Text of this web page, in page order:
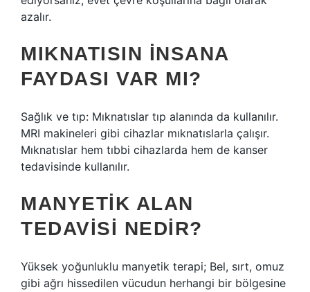
azalır.
MIKNATISIN INSANA
FAYDASI VAR MI?
Sağlık ve tıp: Mıknatıslar tıp alanında da kullanılır.
MRI makineleri gibi cihazlar mıknatıslarla çalışır.
Mıknatıslar hem tıbbi cihazlarda hem de kanser
tedavisinde kullanılır.
MANYETIK ALAN
TEDAVISI NEDIR?
Yüksek yoğunluklu manyetik terapi; Bel, sırt, omuz
gibi ağrı hissedilen vücudun herhangi bir bölgesine